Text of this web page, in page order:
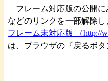
フレーム対応版の公開に
などのリンクを一部解除
フレーム未対応版 （http://
は、ブラウザの『戻るボ